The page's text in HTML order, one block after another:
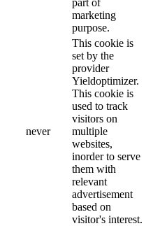
marketing
purpose.
never
This cookie is
set by the
provider
Yieldoptimizer.
This cookie is
used to track
visitors on
multiple
websites,
inorder to serve
them with
relevant
advertisement
based on
visitor's interest.